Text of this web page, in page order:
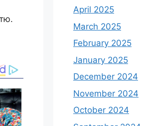
April 2025
March 2025
February 2025
January 2025
December 2024
November 2024
October 2024